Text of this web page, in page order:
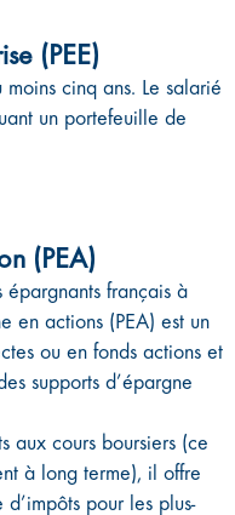
(PEE)
cinq ans. Le salarié
un portefeuille de
(PEA)
français à
en actions (PEA) est un
ou en fonds actions et
supports d’épargne
aux cours boursiers (ce
à long terme), il offre
pour les plus-